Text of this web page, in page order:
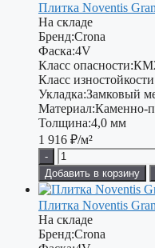
Плитка Noventis
На складе
Бренд:Crona
Фаска:4V
Класс опасности:
Класс
Укладка:Замковый
Материал:Каменно-
Толщина:4,0 мм
1 916 ₽/м²
-
Добавить в корзину
Плитка Noventis
На складе
Бренд:Crona